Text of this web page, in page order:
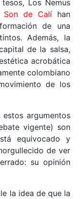
Los Nemus
Son de Calíhan
de una
Además, la
de la salsa,
acrobática
colombiano
de los
argumentos
vigente) son
equivocado y
de ver
su opinión
la idea de que la